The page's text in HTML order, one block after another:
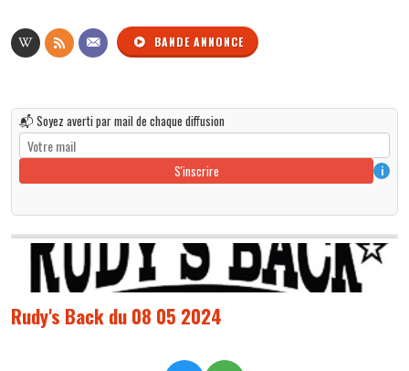
BANDE ANNONCE
📬 Soyez averti par mail de chaque diffusion
S'inscrire i
Rudy's Back du 08 05 2024